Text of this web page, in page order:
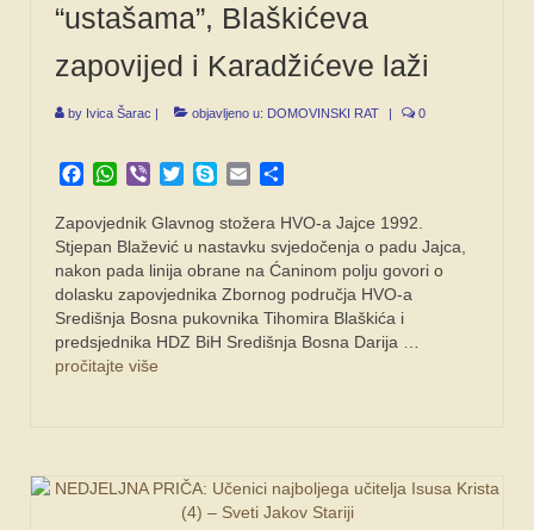
“ustašama”, Blaškićeva
zapovijed i Karadžićeve laži
by Ivica Šarac | objavljeno u: DOMOVINSKI RAT | 0
Facebook
WhatsApp
Viber TwitterSkypeEmail
Zapovjednik Glavnog stožera HVO-a Jajce 1992.
Stjepan Blažević u nastavku svjedočenja o padu Jajca,
nakon pada linija obrane na Ćaninom polju govori o
dolasku zapovjednika Zbornog područja HVO-a
Središnja Bosna pukovnika Tihomira Blaškića i
predsjednika HDZ BiH Središnja Bosna Darija …
pročitajte više